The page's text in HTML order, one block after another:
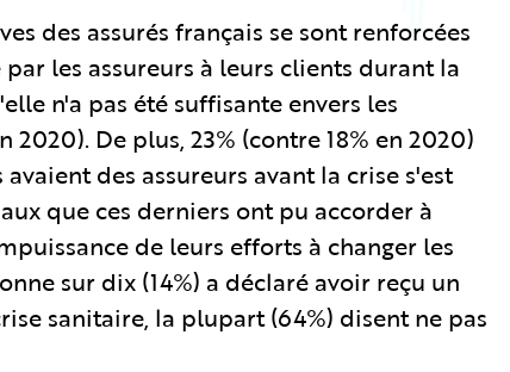
des assurés français se sont renforcées
les assureurs à leurs clients durant la
n'a pas été suffisante envers les
De plus, 23% (contre 18% en 2020)
des assureurs avant la crise s'est
que ces derniers ont pu accorder à
de leurs efforts à changer les
sur dix (14%) a déclaré avoir reçu un
sanitaire, la plupart (64%) disent ne pas